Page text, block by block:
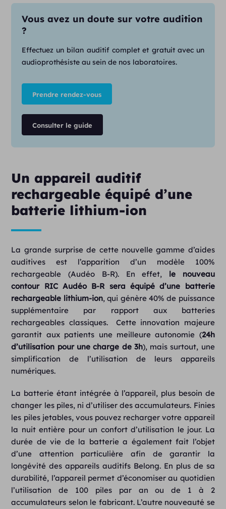
Vous avez un doute sur votre audition
?
Effectuez un bilan auditif complet et gratuit avec un
audioprothésiste au sein de nos laboratoires.
Prendre rendez-vous
Consulter le guide
Un appareil auditif
rechargeable équipé d’une
batterie lithium-ion
La grande surprise de cette nouvelle gamme d’aides
auditives est l’apparition d’un modèle 100%
rechargeable (Audéo B-R). En effet, le nouveau
contour RIC Audéo B-R sera équipé d’une batterie
rechargeable lithium-ion, qui génère 40% de puissance
supplémentaire par rapport aux batteries
rechargeables classiques. Cette innovation majeure
garantit aux patients une meilleure autonomie (24h
d’utilisation pour une charge de 3h), mais surtout, une
simplification de l’utilisation de leurs appareils
numériques.
La batterie étant intégrée à l’appareil, plus besoin de
changer les piles, ni d’utiliser des accumulateurs. Finies
les piles jetables, vous pouvez recharger votre appareil
la nuit entière pour un confort d’utilisation le jour. La
durée de vie de la batterie a également fait l’objet
d’une attention particulière afin de garantir la
longévité des appareils auditifs Belong. En plus de sa
durabilité, l’appareil permet d’économiser au quotidien
l’utilisation de 100 piles par an ou de 1 à 2
accumulateurs selon le fabricant. L’autre nouveauté se